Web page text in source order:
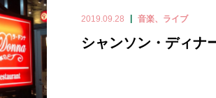
2019.09.28 音楽、ライブ
シャンソン・ディナ